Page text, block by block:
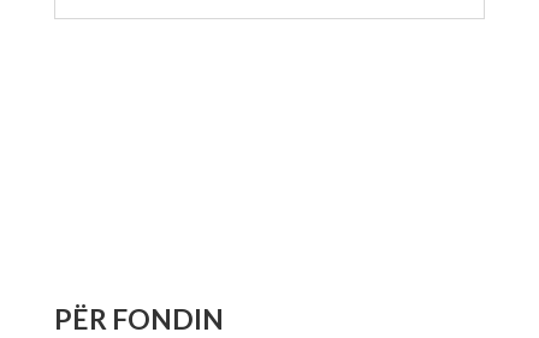
PËR FONDIN